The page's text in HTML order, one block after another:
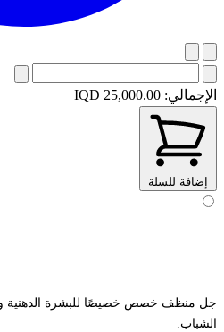
الإجمالي: IQD 25,000.00
إضافة للسلة
جل منظف خصص خصيصًا للبشرة الدهنية
الشباب.